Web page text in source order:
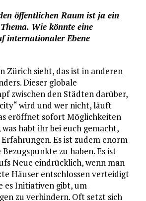
öffentlichen Raum ist ja ein
Wie könnte eine
internationaler Ebene
Zürich sieht, das ist in anderen
Dieser globale
zwischen den Städten darüber,
wird und wer nicht, läuft
eröffnet sofort Möglichkeiten
was habt ihr bei euch gemacht,
Es ist zudem enorm
zu haben. Es ist
Neue eindrücklich, wenn man
Häuser entschlossen verteidigt
es Initiativen gibt, um
zu verhindern. Oft setzt sich